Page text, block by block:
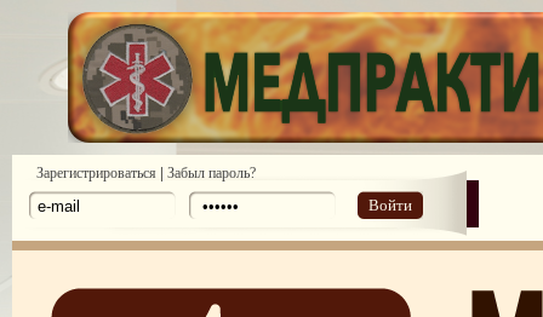
Зарегистрироваться | Забыл пароль?
Войти